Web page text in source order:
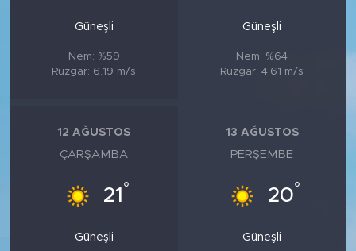
Güneşli
Nem: %59
Rüzgar: 6.19 m/s
Güneşli
Nem: %64
Rüzgar: 4.61 m/s
12 AĞUSTOS
ÇARŞAMBA
21 °
Güneşli
13 AĞUSTOS
PERŞEMBE
20°
Güneşli